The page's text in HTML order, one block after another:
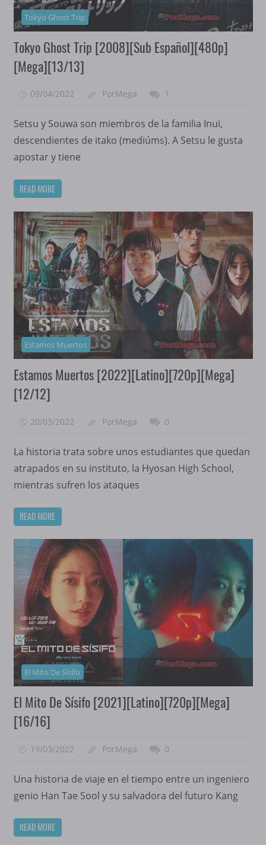
Tokyo Ghost Trip
Tokyo Ghost Trip [2008][Sub Español][480p]
[Mega][13/13]
09/04/2022 PorMega 1
Setsu y Souwa son miembros de la familia Inui,
descendientes de itako (mediúms). A Setsu le gusta
apostar y tiene
READ MORE
Estamos Muertos
Estamos Muertos [2022][Latino][720p][Mega]
[12/12]
20/03/2022 PorMega 0
La historia trata sobre unos estudiantes que quedan
atrapados en su instituto, la Hyosan High School,
mientras sufren los ataques
READ MORE
El Mito De Sísifo
El Mito De Sísifo [2021][Latino][720p][Mega]
[16/16]
19/03/2022 PorMega 0
Una historia de viaje en el tiempo entre un ingeniero
genio Han Tae Sool y su salvadora del futuro Kang
READ MORE